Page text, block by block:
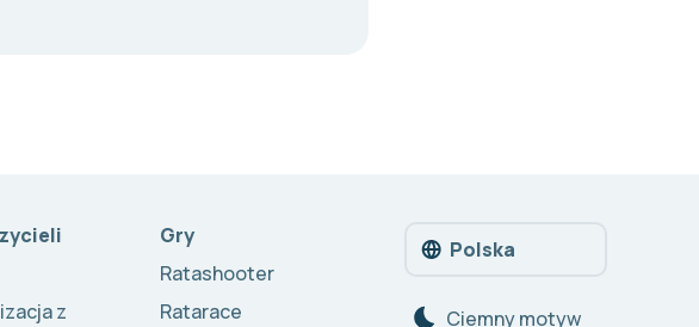
z
Gry
Ratashooter
Ratarace
Polska
Сiemny motyw